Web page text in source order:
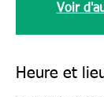
Voir
Heure et